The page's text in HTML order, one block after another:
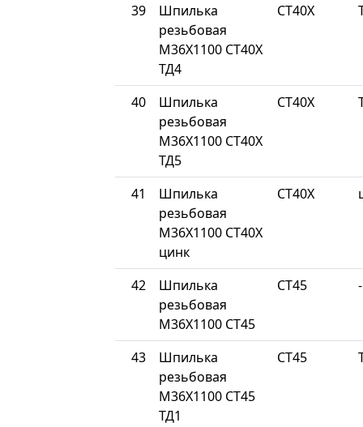
39
Шпилька
резьбовая
М36Х1100 СТ40Х
ТД4
СТ40Х
40
Шпилька
резьбовая
М36Х1100 СТ40Х
ТД5
СТ40Х
41
Шпилька
резьбовая
М36Х1100 СТ40Х
цинк
СТ40Х
42
Шпилька
резьбовая
М36Х1100 СТ45
СТ45 -
43
Шпилька
резьбовая
М36Х1100 СТ45
ТД1
СТ45